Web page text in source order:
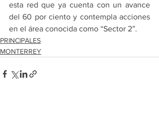
esta red que ya cuenta con un avance
del 60 por ciento y contempla acciones
en el área conocida como “Sector 2”.
PRINCIPALES
MONTERREY